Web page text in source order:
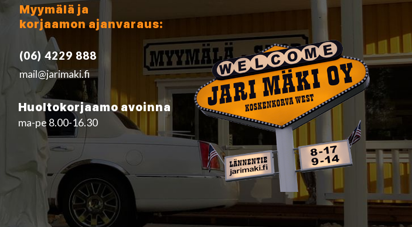
Myymälä ja
korjaamon ajanvaraus:
(06) 4229 888
mail@jarimaki.fi
Huoltokorjaamo avoinna
ma-pe 8.00-16.30